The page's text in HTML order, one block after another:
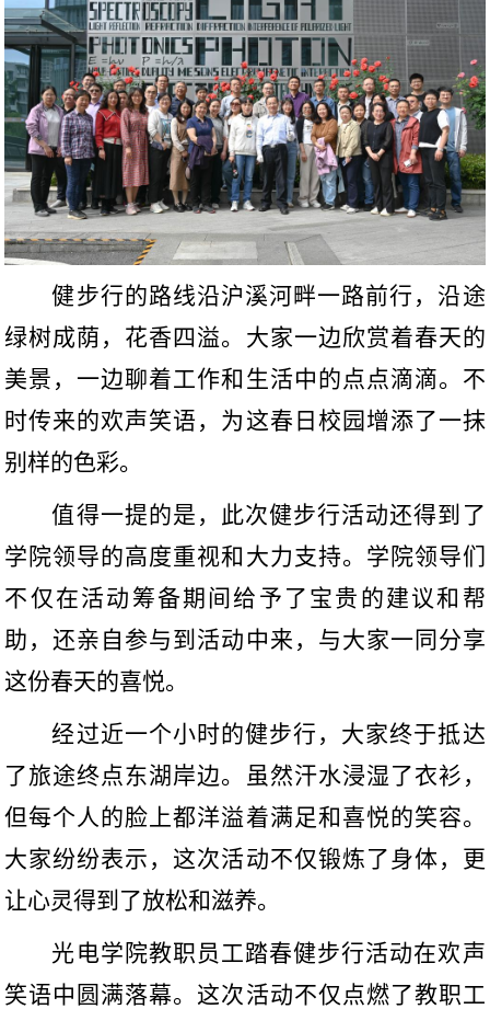
健步行的路线沿沪溪河畔一路前行，沿途
绿树成荫，花香四溢。大家一边欣赏着春天的
美景，一边聊着工作和生活中的点点滴滴。不
时传来的欢声笑语，为这春日校园增添了一抹
别样的色彩。
值得一提的是，此次健步行活动还得到了
学院领导的高度重视和大力支持。学院领导们
不仅在活动筹备期间给予了宝贵的建议和帮
助，还亲自参与到活动中来，与大家一同分享
这份春天的喜悦。
经过近一个小时的健步行，大家终于抵达
了旅途终点东湖岸边。虽然汗水浸湿了衣衫，
但每个人的脸上都洋溢着满足和喜悦的笑容。
大家纷纷表示，这次活动不仅锻炼了身体，更
让心灵得到了放松和滋养。
光电学院教职员工踏春健步行活动在欢声
笑语中圆满落幕。这次活动不仅点燃了教职工